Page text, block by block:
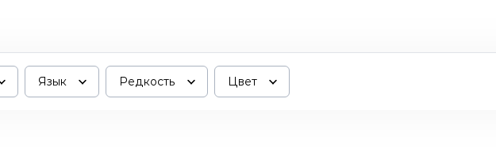
Язык Редкость Цвет